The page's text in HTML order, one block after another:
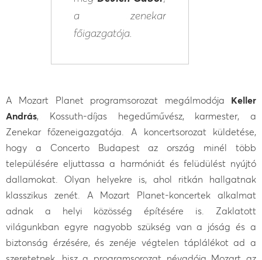
a zenekar
főigazgatója.
A Mozart Planet programsorozat megálmodója Keller
András, Kossuth-díjas hegedűművész, karmester, a
Zenekar főzeneigazgatója. A koncertsorozat küldetése,
hogy a Concerto Budapest az ország minél több
településére eljuttassa a harmóniát és felüdülést nyújtó
dallamokat. Olyan helyekre is, ahol ritkán hallgatnak
klasszikus zenét. A Mozart Planet-koncertek alkalmat
adnak a helyi közösség építésére is. Zaklatott
világunkban egyre nagyobb szükség van a jóság és a
biztonság érzésére, és zenéje végtelen táplálékot ad a